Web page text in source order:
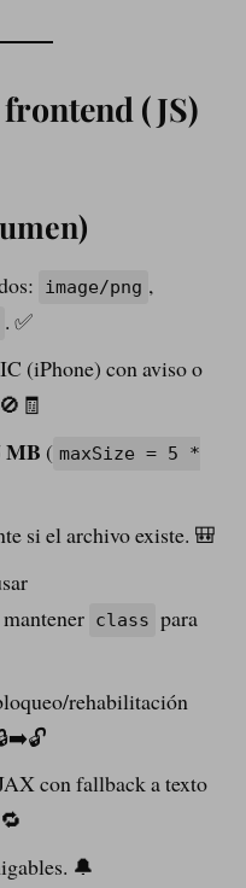
(JS)
image/png ,
. ✅
(iPhone) con aviso o
MB ( maxSize = 5 *
si el archivo existe. 🎒
class para
rehabilitación
con fallback a texto
🔔